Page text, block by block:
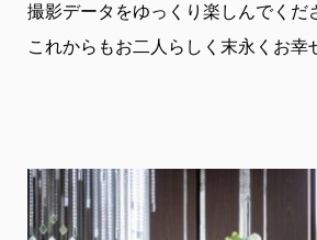
撮影データをゆっくり楽しんでくだ
これからもお二人らしく末永くお幸